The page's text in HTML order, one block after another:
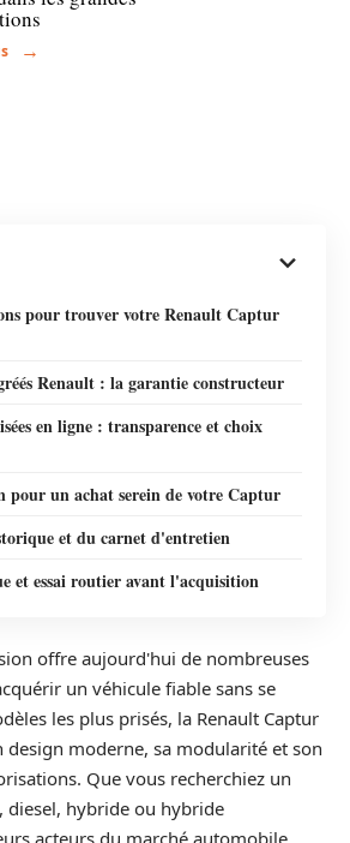
pour trouver votre Renault Captur
Renault : la garantie constructeur
en ligne : transparence et choix
pour un achat serein de votre Captur
et du carnet d'entretien
et essai routier avant l'acquisition
offre aujourd'hui de nombreuses
un véhicule fiable sans se
les plus prisés, la Renault Captur
design moderne, sa modularité et son
Que vous recherchiez un
diesel, hybride ou hybride